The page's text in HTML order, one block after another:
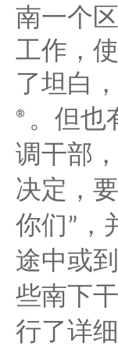
南一个
工作，
了坦白
® 。但也
调干部
决定，
你们” ，
途中或
些南下
行了详